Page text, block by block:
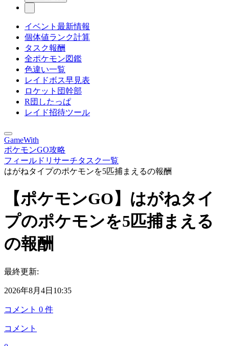
イベント最新情報
個体値ランク計算
タスク報酬
全ポケモン図鑑
色違い一覧
レイドボス早見表
ロケット団幹部
R団したっぱ
レイド招待ツール
GameWith
ポケモンGO攻略
フィールドリサーチタスク一覧
はがねタイプのポケモンを5匹捕まえるの報酬
【ポケモンGO】はがねタイ
プのポケモンを5匹捕まえる
の報酬
最終更新:
2026年8月4日10:35
コメント 0 件
コメント